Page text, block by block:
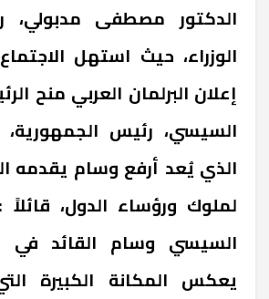
الدكتور مصطفى
الوزراء، حيث استهل
إعلان البرلمان العربي منح
السيسي، رئيس الجمهورية،
الذي يُعد أرفع وسام يقدمه
لملوك ورؤساء الدول،
السيسي وسام القائد في
يعكس المكانة الكبيرة